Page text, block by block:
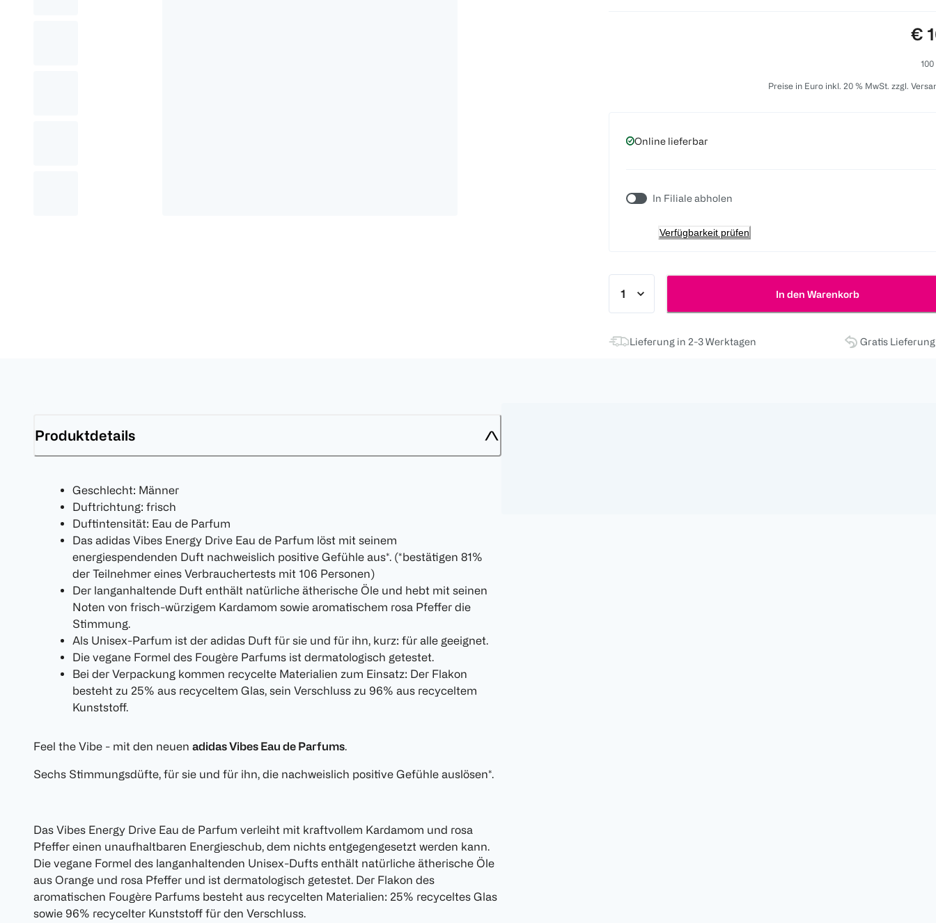
€
Preise in Euro inkl. 20 % MwSt. zzgl.
Online lieferbar
In Filiale abholen
Verfügbarkeit prüfen
In den Warenkorb
Lieferung in 2-3 Werktagen Gratis
Produktdetails
Geschlecht: Männer
Duftrichtung: frisch
Duftintensität: Eau de Parfum
Das adidas Vibes Energy Drive Eau de Parfum löst mit seinem
energiespendenden Duft nachweislich positive Gefühle aus*. (*bestätigen 81%
der Teilnehmer eines Verbrauchertests mit 106 Personen)
Der langanhaltende Duft enthält natürliche ätherische Öle und hebt mit seinen
Noten von frisch-würzigem Kardamom sowie aromatischem rosa Pfeffer die
Stimmung.
Als Unisex-Parfum ist der adidas Duft für sie und für ihn, kurz: für alle geeignet.
Die vegane Formel des Fougère Parfums ist dermatologisch getestet.
Bei der Verpackung kommen recycelte Materialien zum Einsatz: Der Flakon
besteht zu 25% aus recyceltem Glas, sein Verschluss zu 96% aus recyceltem
Kunststoff.
Feel the Vibe - mit den neuen adidas Vibes Eau de Parfums.
Sechs Stimmungsdüfte, für sie und für ihn, die nachweislich positive Gefühle auslösen*.
Das Vibes Energy Drive Eau de Parfum verleiht mit kraftvollem Kardamom und rosa
Pfeffer einen unaufhaltbaren Energieschub, dem nichts entgegengesetzt werden kann.
Die vegane Formel des langanhaltenden Unisex-Dufts enthält natürliche ätherische Öle
aus Orange und rosa Pfeffer und ist dermatologisch getestet. Der Flakon des
aromatischen Fougère Parfums besteht aus recycelten Materialien: 25% recyceltes Glas
sowie 96% recycelter Kunststoff für den Verschluss.